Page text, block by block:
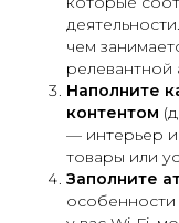
чем
релевантной
Наполните
контентом
— интерьер и
товары или
Заполните